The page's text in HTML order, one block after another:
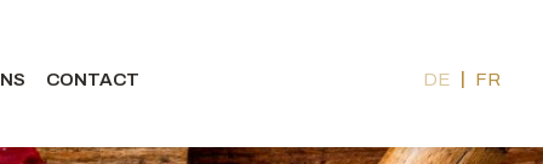
CONTACT DE FR